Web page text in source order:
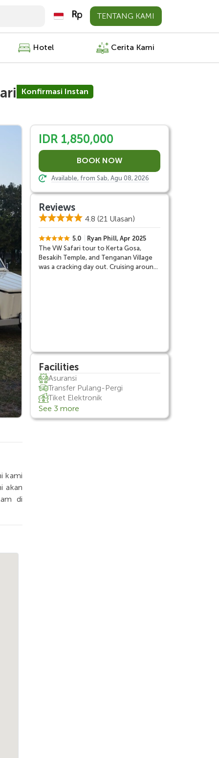
TENTANG KAMI
Hotel Cerita Kami
Konfirmasi Instan
IDR 1,850,000
Available, from Sab, Agu 08, 2026
Reviews
4.8 (21 Ulasan)
5.0
Ryan Phill, Apr 2025
The VW Safari tour to Kerta Gosa,
Besakih Temple, and Tenganan Village
was a cracking day out. Cruising around
Facilities
Asuransi
Transfer Pulang-Pergi
Tiket Elektronik
See 3 more
kami
akan
di